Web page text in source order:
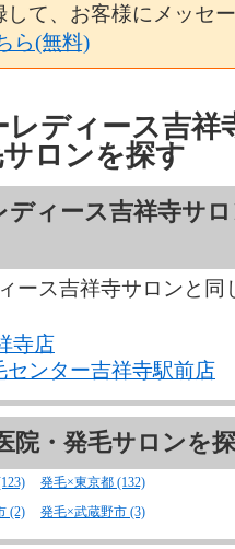
て、お客様にメッセ
ら(無料)
ディース吉祥
ロンを探す
ィース吉祥寺サ
ース吉祥寺サロンと同
寺店
センター吉祥寺駅前店
院・発毛サロンを
発毛×東京都 (132)
(2) 発毛×武蔵野市 (3)